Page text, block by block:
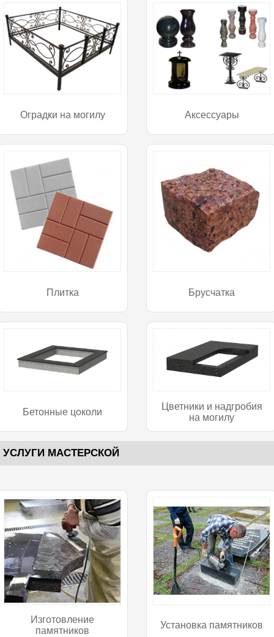
Оградки на могилу Аксессуары
Плитка Брусчатка
Бетонные цоколи
Цветники и надгробия
на могилу
УСЛУГИ МАСТЕРСКОЙ
Изготовление
памятников
Установка памятников